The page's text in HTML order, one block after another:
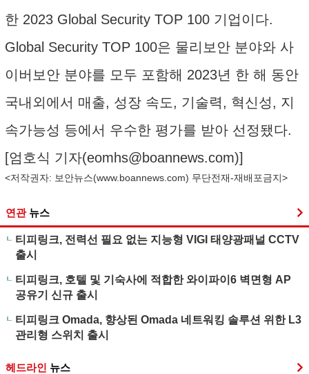
한 2023 Global Security TOP 100 기업이다.
Global Security TOP 100은 물리보안 분야와 사
이버보안 분야를 모두 포함해 2023년 한 해 동안
국내외에서 매출, 성장 속도, 기술력, 혁신성, 지
속가능성 등에서 우수한 평가를 받아 선정됐다.
[엄호식 기자(eomhs@boannews.com)]
<저작권자: 보안뉴스(www.boannews.com) 무단전재-재배포금지>
연관 뉴스
티피링크, 전력선 필요 없는 지능형 VIGI 태양광패널 CCTV
출시
티피링크, 호텔 및 기숙사에 적합한 와이파이6 벽면형 AP
공유기 신규 출시
티피링크 Omada, 향상된 Omada 네트워킹 솔루션 위한 L3
관리형 스위치 출시
헤드라인 뉴스